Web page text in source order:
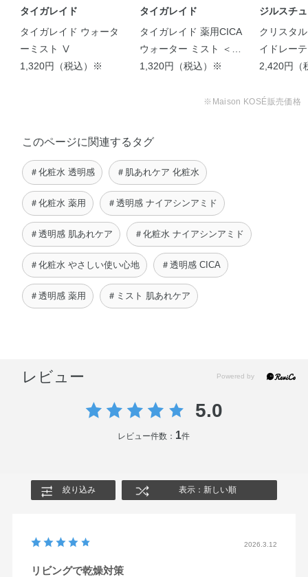
タイガレイド
タイガレイド ウォータ
ーミスト Ⅴ
1,320円（税込）※
タイガレイド
タイガレイド 薬用CICA
ウォーター ミスト ＜
150g＞
1,320円（税込）※
ジルスチ
クリスタ
イドレー
ト
2,420円（
※Maison KOSÉ販売価格
このページに関連するタグ
＃化粧水 透明感 ＃肌あれケア 化粧水
＃化粧水 薬用 ＃透明感 ナイアシンアミド
＃透明感 肌あれケア ＃化粧水 ナイアシンアミド
＃化粧水 やさしい使い心地 ＃透明感 CICA
＃透明感 薬用 ＃ミスト 肌あれケア
レビュー
5.0
レビュー件数： 1件
絞り込み 表示：新しい順
2026.3.12
リビングで乾燥対策